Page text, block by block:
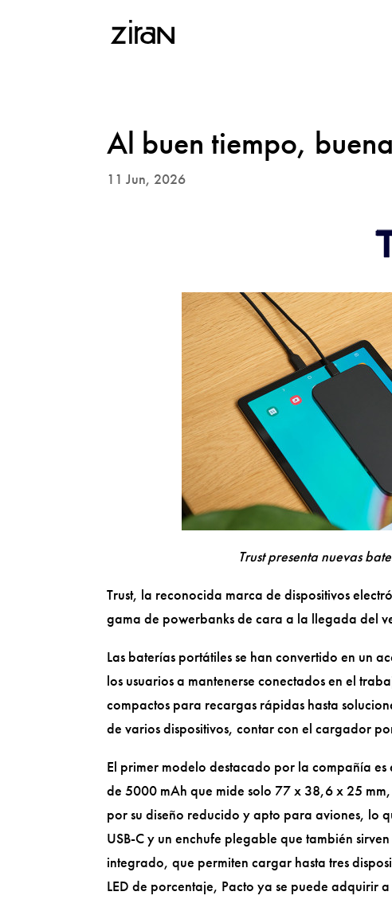
Al buen tiempo,
11 Jun, 2026
Trust presenta nuevas
Trust, la reconocida marca de dispositivos
gama de powerbanks de cara a la llegada del
Las baterías portátiles se han convertido en un
los usuarios a mantenerse conectados en el
compactos para recargas rápidas hasta
de varios dispositivos, contar con el cargador
El primer modelo destacado por la compañía es
de 5000 mAh que mide solo 77 x 38,6 x 25
por su diseño reducido y apto para aviones, lo
USB-C y un enchufe plegable que también
integrado, que permiten cargar hasta tres
LED de porcentaje, Pacto ya se puede adquirir